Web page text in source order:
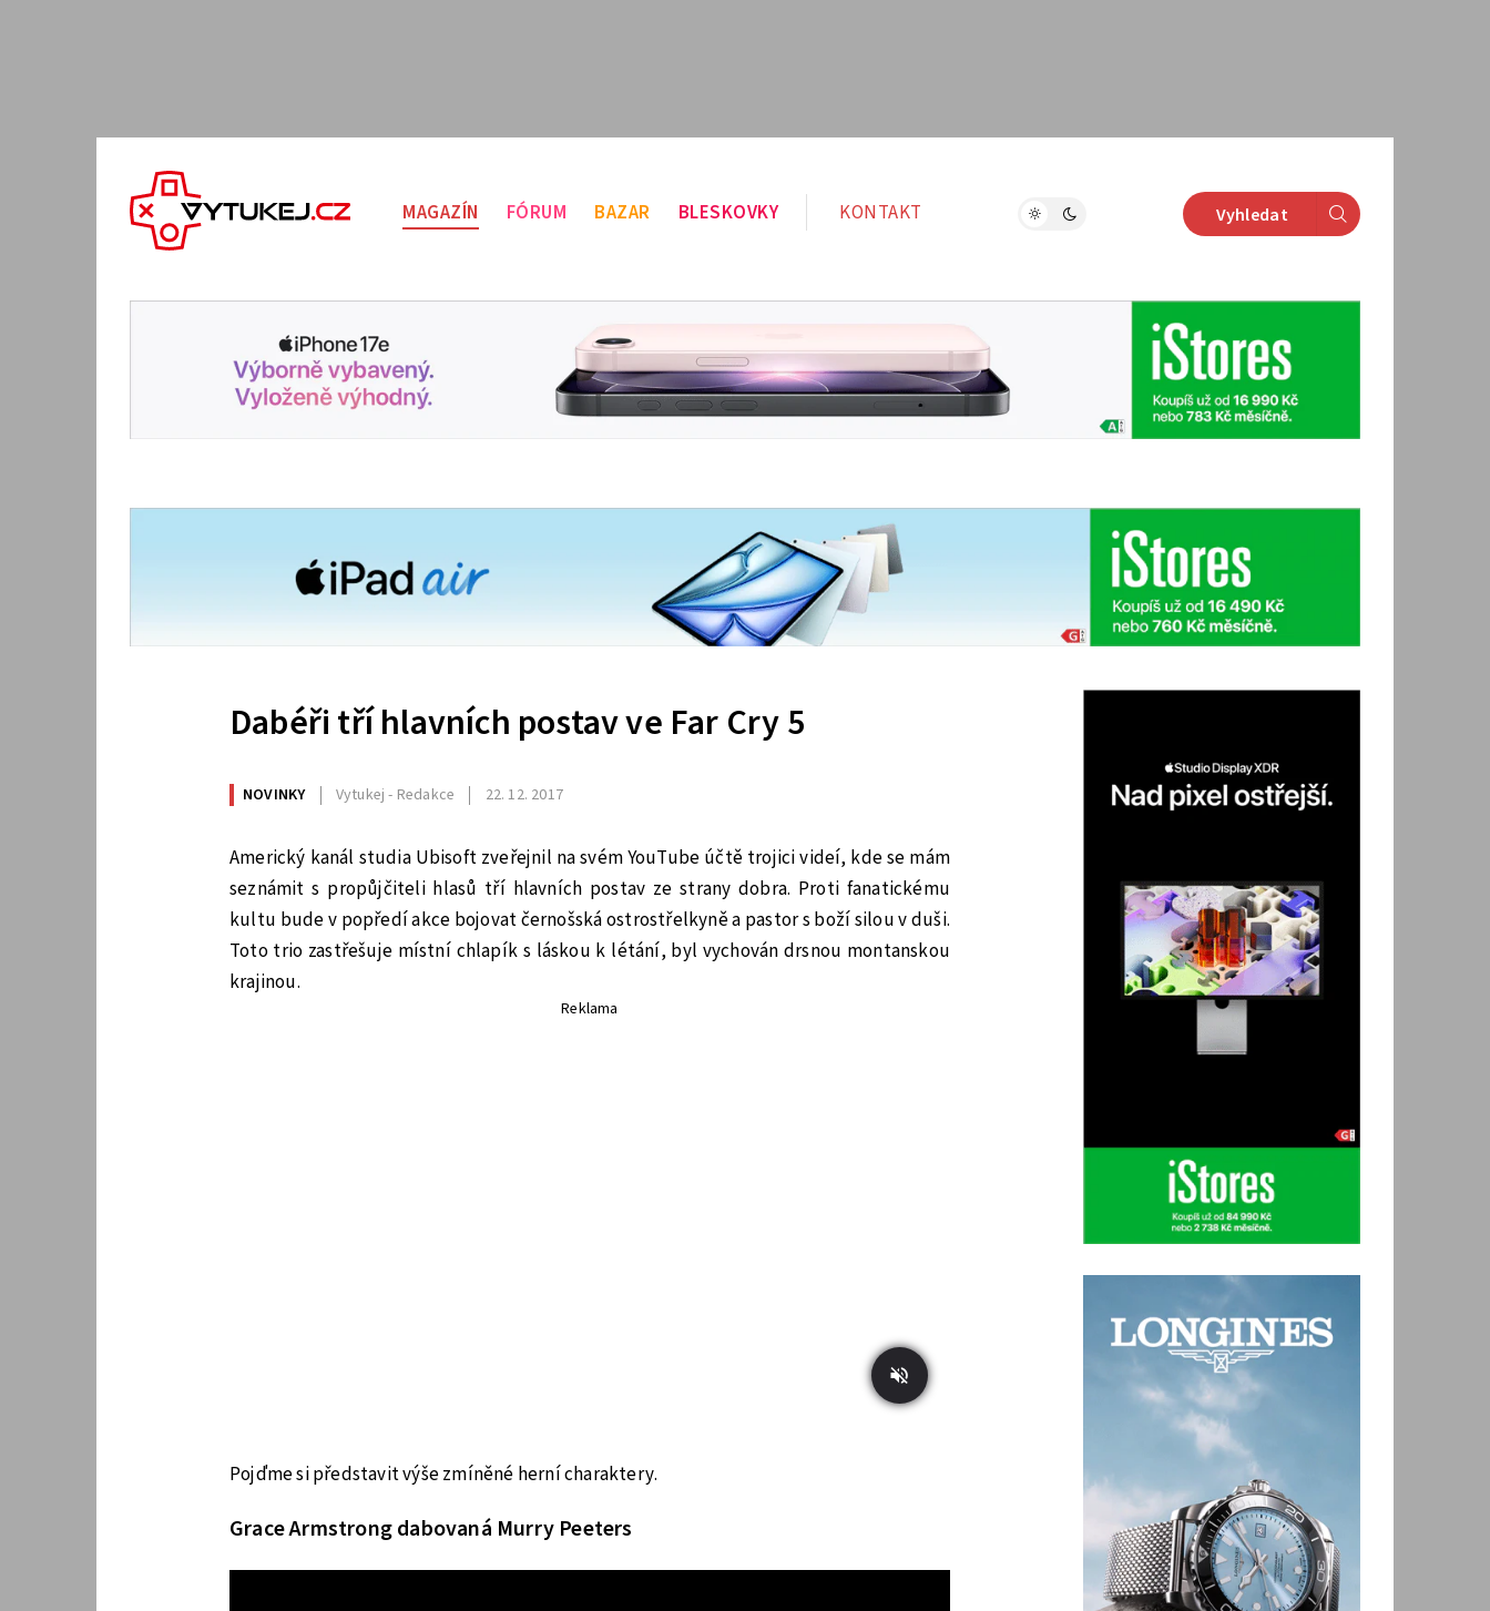
MAGAZÍN FÓRUM BAZAR BLESKOVKY KONTAKT Vyhledat
Dabéři tří hlavních postav ve Far Cry 5
NOVINKY Vytukej - Redakce 22. 12. 2017
Americký kanál studia Ubisoft zveřejnil na svém YouTube účtě trojici videí, kde se mám
seznámit s propůjčiteli hlasů tří hlavních postav ze strany dobra. Proti fanatickému
kultu bude v popředí akce bojovat černošská ostrostřelkyně a pastor s boží silou v duši.
Toto trio zastřešuje místní chlapík s láskou k létání, byl vychován drsnou montanskou
krajinou.
Reklama
Pojďme si představit výše zmíněné herní charaktery.
Grace Armstrong dabovaná Murry Peeters